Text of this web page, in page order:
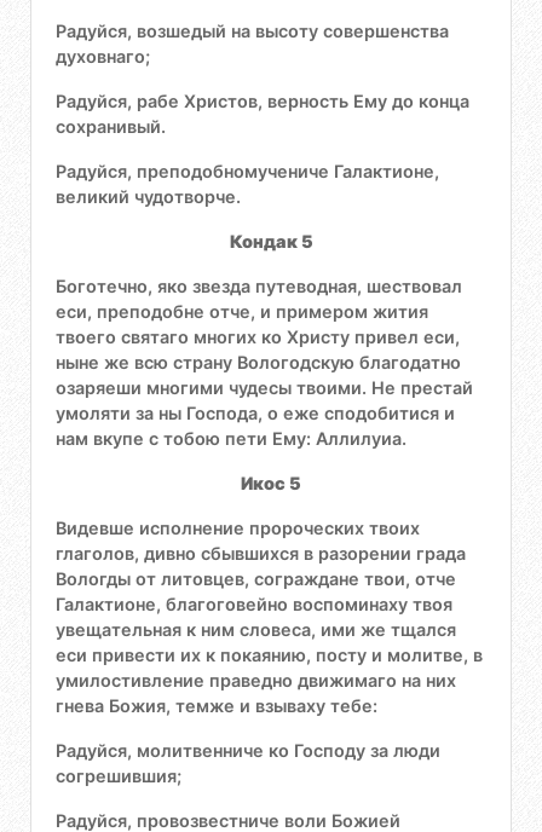
Радуйся, возшедый на высоту совершенства
духовнаго;
Радуйся, рабе Христов, верность Ему до конца
сохранивый.
Радуйся, преподобномучениче Галактионе,
великий чудотворче.
Кондак 5
Боготечно, яко звезда путеводная, шествовал
еси, преподобне отче, и примером жития
твоего святаго многих ко Христу привел еси,
ныне же всю страну Вологодскую благодатно
озаряеши многими чудесы твоими. Не престай
умоляти за ны Господа, о еже сподобитися и
нам вкупе с тобою пети Ему: Аллилуиа.
Икос 5
Видевше исполнение пророческих твоих
глаголов, дивно сбывшихся в разорении града
Вологды от литовцев, сограждане твои, отче
Галактионе, благоговейно воспоминаху твоя
увещательная к ним словеса, ими же тщался
еси привести их к покаянию, посту и молитве, в
умилостивление праведно движимаго на них
гнева Божия, темже и взываху тебе:
Радуйся, молитвенниче ко Господу за люди
согрешившия;
Радуйся, провозвестниче воли Божией